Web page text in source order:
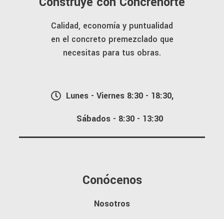
Calidad, economía y puntualidad
en el concreto premezclado que
necesitas para tus obras.
Lunes - Viernes 8:30 - 18:30,
Sábados - 8:30 - 13:30
Conócenos
Nosotros